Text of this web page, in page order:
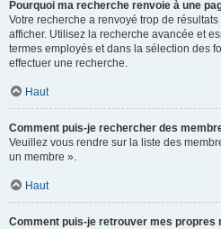
Pourquoi ma recherche renvoie à une
Votre recherche a renvoyé trop de
afficher. Utilisez la recherche avancée et
termes employés et dans la sélection des
effectuer une recherche.
Haut
Comment puis-je rechercher des
Veuillez vous rendre sur la liste des
un membre ».
Haut
Comment puis-je retrouver mes propres